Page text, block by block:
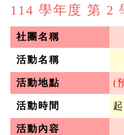
114 學年度 第 2
社團名稱
活動名稱
活動地點 (
活動時間
活動內容